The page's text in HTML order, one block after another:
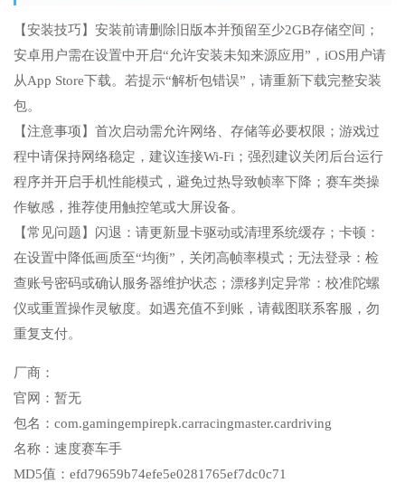
【安装技巧】安装前请删除旧版本并预留至少2GB存储空间；
安卓用户需在设置中开启“允许安装未知来源应用”，iOS用户请
从App Store下载。若提示“解析包错误”，请重新下载完整安装
包。
【注意事项】首次启动需允许网络、存储等必要权限；游戏过
程中请保持网络稳定，建议连接Wi-Fi；强烈建议关闭后台运行
程序并开启手机性能模式，避免过热导致帧率下降；赛车类操
作敏感，推荐使用触控笔或大屏设备。
【常见问题】闪退：请更新显卡驱动或清理系统缓存；卡顿：
在设置中降低画质至“均衡”，关闭高帧率模式；无法登录：检
查账号密码或确认服务器维护状态；漂移判定异常：校准陀螺
仪或重置操作灵敏度。如遇充值不到账，请截图联系客服，勿
重复支付。
厂商：
官网： 暂无
包名： com.gamingempirepk.carracingmaster.cardriving
名称： 速度赛车手
MD5值： efd79659b74efe5e0281765ef7dc0c71